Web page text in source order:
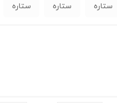
ستاره
ستاره
ستاره